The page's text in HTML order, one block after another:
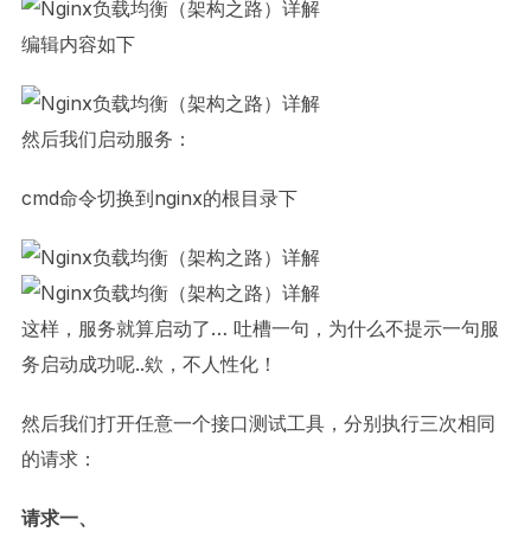
编辑内容如下
然后我们启动服务：
cmd命令切换到nginx的根目录下
这样，服务就算启动了… 吐槽一句，为什么不提示一句服
务启动成功呢..欸，不人性化！
然后我们打开任意一个接口测试工具，分别执行三次相同
的请求：
请求一、